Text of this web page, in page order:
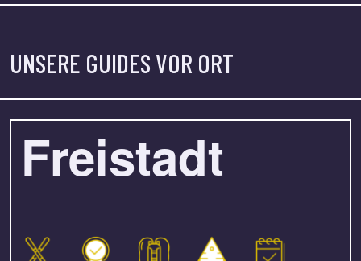
UNSERE GUIDES VOR ORT
Freistadt